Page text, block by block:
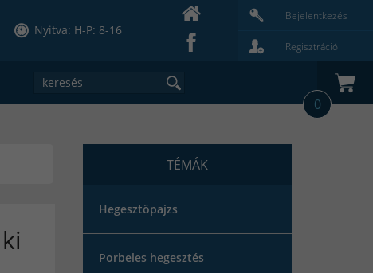
Bejelentkezés
Regisztráció
Nyitva: H-P: 8-16
0
TÉMÁK
Hegesztőpajzs
Porbeles hegesztés